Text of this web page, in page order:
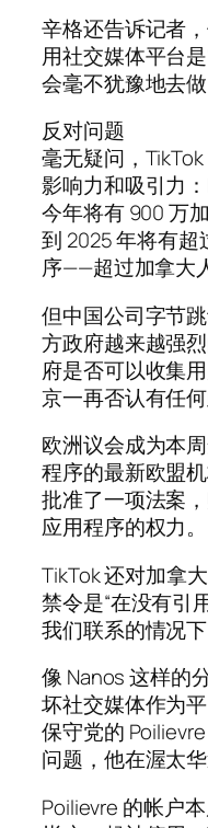
辛格还告诉记者
用社交媒体平台
会毫不犹豫地去做
反对问题
毫无疑问，
影响力和吸引力
今年将有 900 万
到 2025 年将有超
序——超过加拿大
但中国公司字节
方政府越来越强
府是否可以收集
京一再否认有任何
欧洲议会成为本
程序的最新欧盟
批准了一项法案
应用程序的权力。
TikTok 还对加拿
禁令是“在没有引
我们联系的情况下
像 Nanos 这样的
坏社交媒体作为
保守党的
问题，他在渥太
Poilievre 的帐户